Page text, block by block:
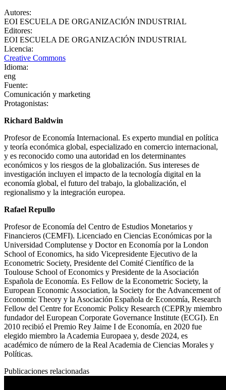
Autores:
EOI ESCUELA DE ORGANIZACIÓN INDUSTRIAL
Editores:
EOI ESCUELA DE ORGANIZACIÓN INDUSTRIAL
Licencia:
Creative Commons
Idioma:
eng
Fuente:
Comunicación y marketing
Protagonistas:
Richard Baldwin
Profesor de Economía Internacional. Es experto mundial en política
y teoría económica global, especializado en comercio internacional,
y es reconocido como una autoridad en los determinantes
económicos y los riesgos de la globalización. Sus intereses de
investigación incluyen el impacto de la tecnología digital en la
economía global, el futuro del trabajo, la globalización, el
regionalismo y la integración europea.
Rafael Repullo
Profesor de Economía del Centro de Estudios Monetarios y
Financieros (CEMFI). Licenciado en Ciencias Económicas por la
Universidad Complutense y Doctor en Economía por la London
School of Economics, ha sido Vicepresidente Ejecutivo de la
Econometric Society, Presidente del Comité Científico de la
Toulouse School of Economics y Presidente de la Asociación
Española de Economía. Es Fellow de la Econometric Society, la
European Economic Association, la Society for the Advancement of
Economic Theory y la Asociación Española de Economía, Research
Fellow del Centre for Economic Policy Research (CEPR)y miembro
fundador del European Corporate Governance Institute (ECGI). En
2010 recibió el Premio Rey Jaime I de Economía, en 2020 fue
elegido miembro la Academia Europaea y, desde 2024, es
académico de número de la Real Academia de Ciencias Morales y
Políticas.
Publicaciones relacionadas